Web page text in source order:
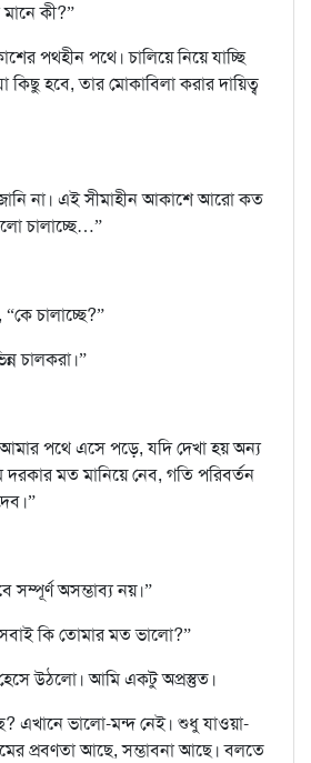
কী?”
পথহীন পথে। চালিয়ে নিয়ে যাচ্ছি
হবে, তার মোকাবিলা করার দায়িত্ব
না। এই সীমাহীন আকাশে আরো কত
চালাচ্ছে…”
চালাচ্ছে?”
চালকরা।”
আমার পথে এসে পড়ে, যদি দেখা হয় অন‍্য
মত মানিয়ে নেব, গতি পরিবর্তন
সম্পূর্ণ অসম্ভাব‍্য নয়।”
কি তোমার মত ভালো?”
উঠলো। আমি একটু অপ্রস্তুত।
এখানে ভালো-মন্দ নেই। শুধু যাওয়া-
প্রবণতা আছে, সম্ভাবনা আছে। বলতে